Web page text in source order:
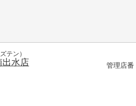
テン）
水店
管理店番